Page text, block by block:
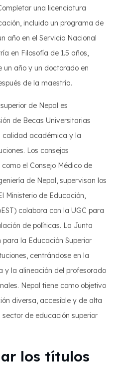
una licenciatura
incluido un programa de
año en el Servicio Nacional
en Filosofía de 1.5 años,
un año y un doctorado en
de la maestría.
de Nepal es
de Becas Universitarias
calidad académica y la
Los consejos
el Consejo Médico de
de Nepal, supervisan los
Ministerio de Educación,
colabora con la UGC para
de políticas. La Junta
la Educación Superior
centrándose en la
y la alineación del profesorado
Nepal tiene como objetivo
diversa, accesible y de alta
de educación superior
los títulos